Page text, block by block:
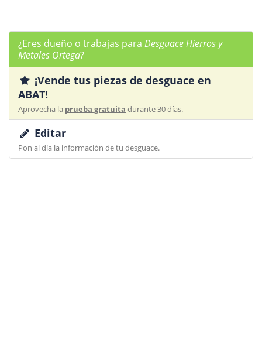
¿Eres dueño o trabajas para Desguace Hierros y
Metales Ortega?
¡Vende tus piezas de desguace en
ABAT!
Aprovecha la prueba gratuita durante 30 días.
Editar
Pon al día la información de tu desguace.